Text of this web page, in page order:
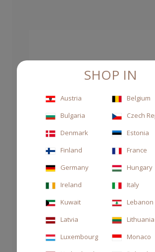
SHOP IN
Austria
Belgium
Bulgaria
Czech
Denmark
Estonia
Finland
France
Germany
Hungary
Ireland
Italy
Kuwait
Lebanon
Latvia
Lithuania
Luxembourg
Monaco